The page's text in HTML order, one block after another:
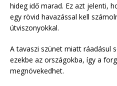
hideg idő marad. Ez azt jelenti,
egy rövid havazással kell
útviszonyokkal.
A tavaszi szünet miatt ráadásul
ezekbe az országokba, így a
megnövekedhet.